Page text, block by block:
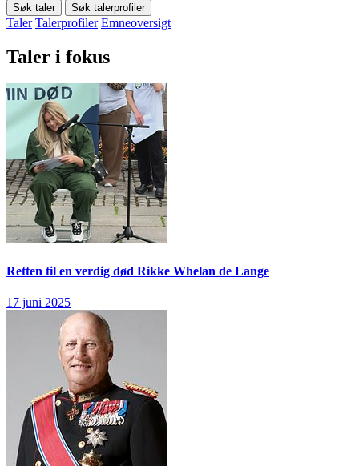
Søk taler Søk talerprofiler
Taler Talerprofiler Emneoversigt
Taler i fokus
Retten til en verdig død Rikke Whelan de Lange
17 juni 2025